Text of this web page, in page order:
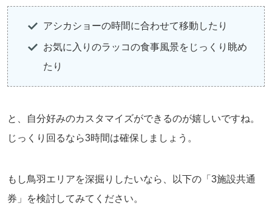
アシカショーの時間に合わせて移動したり
お気に入りのラッコの食事風景をじっくり眺め
たり
と、自分好みのカスタマイズができるのが嬉しいですね。
じっくり回るなら3時間は確保しましょう。
もし鳥羽エリアを深掘りしたいなら、以下の「3施設共通
券」を検討してみてください。